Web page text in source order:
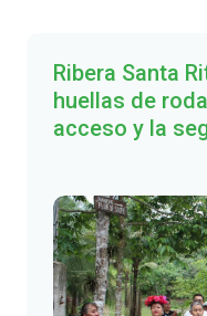
Ribera Santa
huellas de
acceso y la